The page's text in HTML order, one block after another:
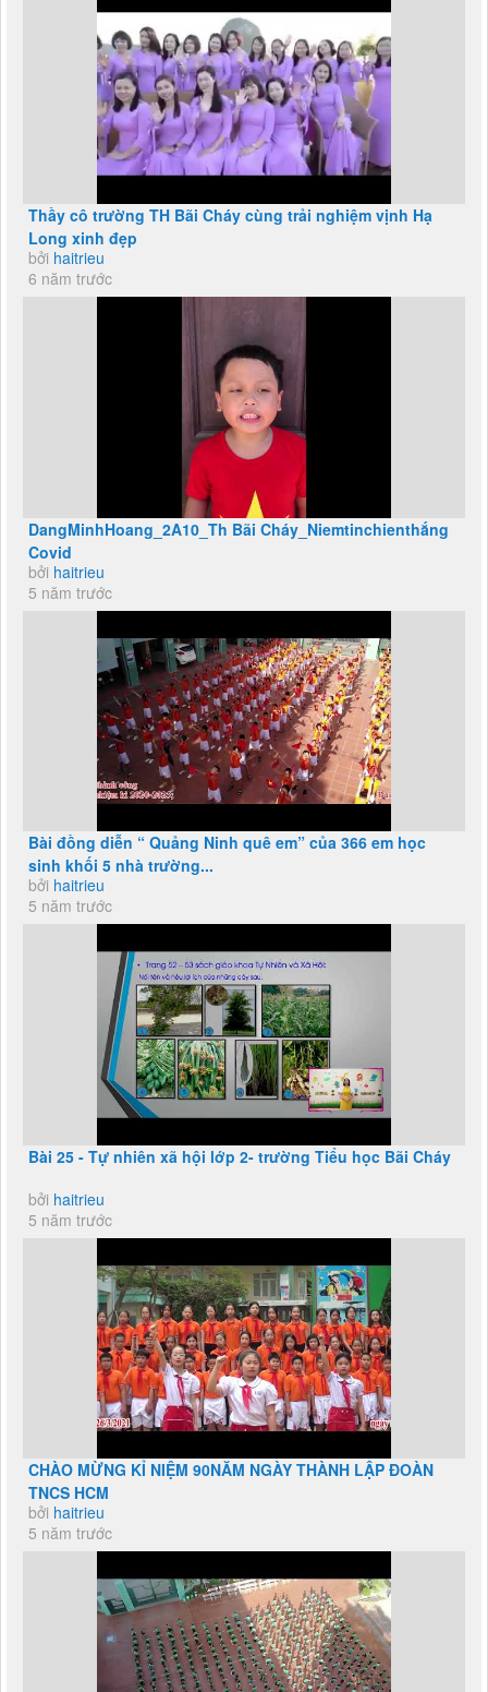
Thầy cô trường TH Bãi Cháy cùng trải nghiệm vịnh Hạ
Long xinh đẹp
bởi haitrieu
6 năm trước
DangMinhHoang_2A10_Th Bãi Cháy_Niemtinchienthắng
Covid
bởi haitrieu
5 năm trước
Bài đồng diễn “ Quảng Ninh quê em” của 366 em học
sinh khối 5 nhà trường...
bởi haitrieu
5 năm trước
Bài 25 - Tự nhiên xã hội lớp 2- trường Tiểu học Bãi Cháy
bởi haitrieu
5 năm trước
CHÀO MỪNG KỈ NIỆM 90NĂM NGÀY THÀNH LẬP ĐOÀN
TNCS HCM
bởi haitrieu
5 năm trước